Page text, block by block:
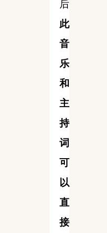
后
此
音
乐
和
主
持
词
可
以
直
接